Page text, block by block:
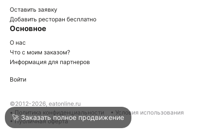
Войти
Написать в техподдержку
Оставить заявку
Добавить ресторан бесплатно
Основное
О нас
Что с моим заказом?
Информация для партнеров
Войти
©2012-2026, eatonline.ru
• Политика конфиденциальности
• Условия использования
• Публичная оферта
🚀 Заказать полное продвижение